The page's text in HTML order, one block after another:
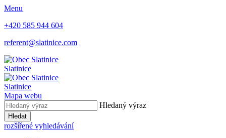
Menu
+420 585 944 604
referent@slatinice.com
Slatinice
Slatinice
Mapa webu
Hledaný výraz
Hledat
rozšířené vyhledávání